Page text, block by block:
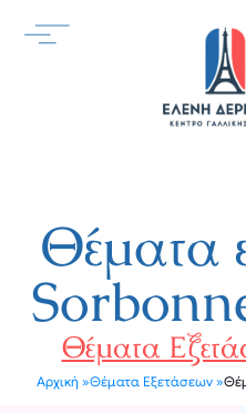
Θέματα
Θέματα
Αρχική »Θέματα Εξετάσεων »